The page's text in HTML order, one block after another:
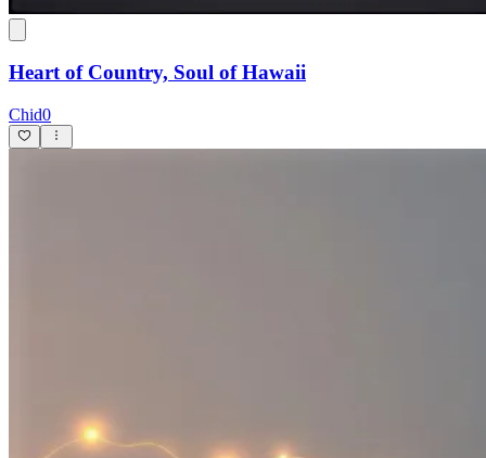
Heart of Country, Soul of Hawaii
Chid0